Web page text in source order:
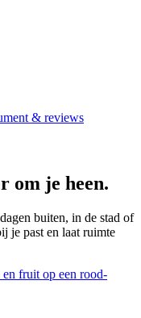
& reviews
om je heen.
buiten, in de stad of
je past en laat ruimte